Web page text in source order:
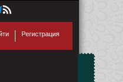
Регистрация